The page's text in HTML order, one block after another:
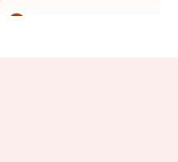
ନୂତନ ପିଢ଼ିର କାରିଗର,
ତିହ୍ୟର ଏକ ଅଂଶକୁ